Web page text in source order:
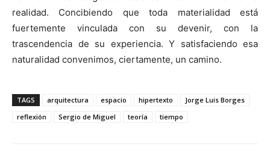
realidad. Concibiendo que toda materialidad está
fuertemente vinculada con su devenir, con la
trascendencia de su experiencia. Y satisfaciendo esa
naturalidad convenimos, ciertamente, un camino.
TAGS arquitectura espacio hipertexto
Jorge Luis Borges
reflexión
Sergio de Miguel teoría tiempo